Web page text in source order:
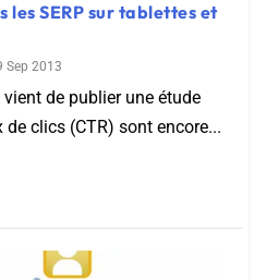
les SERP sur tablettes et
Sep 2013
de publier une étude
clics (CTR) sont encore...